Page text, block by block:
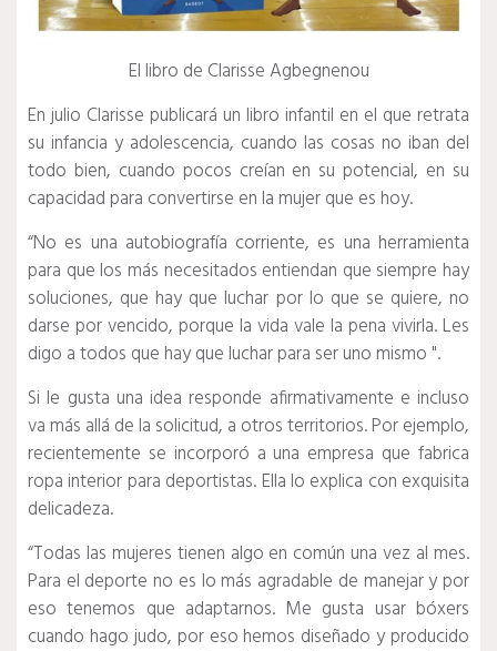
El libro de Clarisse Agbegnenou
En julio Clarisse publicará un libro infantil en el que retrata
su infancia y adolescencia, cuando las cosas no iban del
todo bien, cuando pocos creían en su potencial, en su
capacidad para convertirse en la mujer que es hoy.
“No es una autobiografía corriente, es una herramienta
para que los más necesitados entiendan que siempre hay
soluciones, que hay que luchar por lo que se quiere, no
darse por vencido, porque la vida vale la pena vivirla. Les
digo a todos que hay que luchar para ser uno mismo ".
Si le gusta una idea responde afirmativamente e incluso
va más allá de la solicitud, a otros territorios.Por ejemplo,
recientemente se incorporó a una empresa que fabrica
ropa interior para deportistas. Ella lo explica con exquisita
delicadeza.
“Todas las mujeres tienen algo en común una vez al mes.
Para el deporte no es lo más agradable de manejar y por
eso tenemos que adaptarnos. Me gusta usar bóxers
cuando hago judo, por eso hemos diseñado y producido